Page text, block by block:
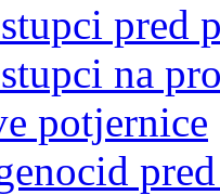
pred
na
potjernice